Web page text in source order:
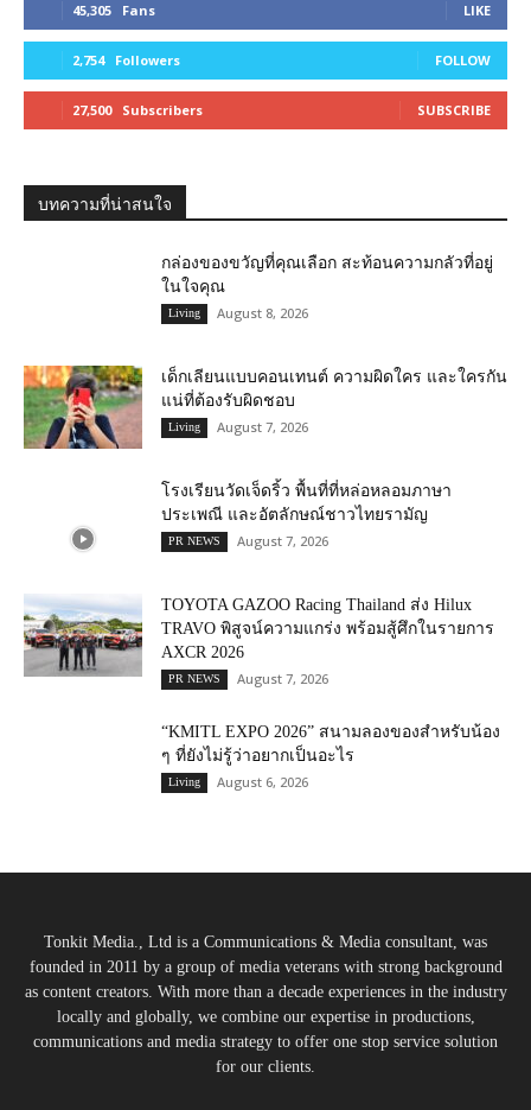
45,305 Fans LIKE
2,754 Followers FOLLOW
27,500 Subscribers SUBSCRIBE
บทความที่น่าสนใจ
กล่องของขวัญที่คุณเลือก สะท้อนความกลัวที่อยู่
ในใจคุณ
Living August 8, 2026
เด็กเลียนแบบคอนเทนต์ ความผิดใคร และใครกัน
แน่ที่ต้องรับผิดชอบ
Living August 7, 2026
โรงเรียนวัดเจ็ดริ้ว พื้นที่ที่หล่อหลอมภาษา
ประเพณี และอัตลักษณ์ชาวไทยรามัญ
PR NEWS August 7, 2026
TOYOTA GAZOO Racing Thailand ส่ง Hilux
TRAVO พิสูจน์ความแกร่ง พร้อมสู้ศึกในรายการ
AXCR 2026
PR NEWS August 7, 2026
“KMITL EXPO 2026” สนามลองของสำหรับน้อง
ๆ ที่ยังไม่รู้ว่าอยากเป็นอะไร
Living August 6, 2026
Tonkit Media., Ltd is a Communications & Media consultant, was
founded in 2011 by a group of media veterans with strong background
as content creators. With more than a decade experiences in the industry
locally and globally, we combine our expertise in productions,
communications and media strategy to offer one stop service solution
for our clients.